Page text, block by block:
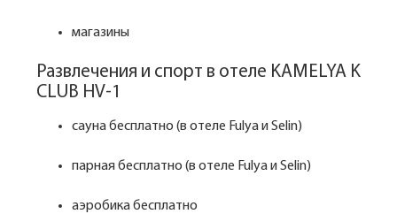
магазины
Развлечения и спорт в отеле KAMELYA K
CLUB HV-1
сауна бесплатно (в отеле Fulya и Selin)
парная бесплатно (в отеле Fulya и Selin)
аэробика бесплатно